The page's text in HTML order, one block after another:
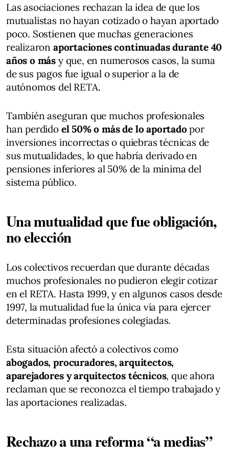
Las asociaciones rechazan la idea de que los
mutualistas no hayan cotizado o hayan aportado
poco. Sostienen que muchas generaciones
realizaron aportaciones continuadas durante 40
años o más y que, en numerosos casos, la suma
de sus pagos fue igual o superior a la de
autónomos del RETA.
También aseguran que muchos profesionales
han perdido el 50% o más de lo aportadopor
inversiones incorrectas o quiebras técnicas de
sus mutualidades, lo que habría derivado en
pensiones inferiores al 50% de la mínima del
sistema público.
Una mutualidad que fue obligación,
no elección
Los colectivos recuerdan que durante décadas
muchos profesionales no pudieron elegir cotizar
en el RETA. Hasta 1999, y en algunos casos desde
1997, la mutualidad fue la única vía para ejercer
determinadas profesiones colegiadas.
Esta situación afectó a colectivos como
abogados, procuradores, arquitectos,
aparejadores y arquitectos técnicos, que ahora
reclaman que se reconozca el tiempo trabajado y
las aportaciones realizadas.
Rechazo a una reforma “a medias”